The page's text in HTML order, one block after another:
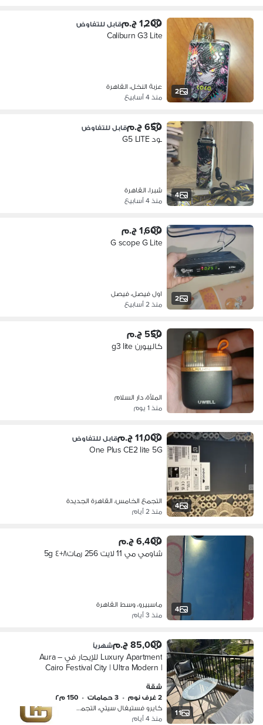
2
1,200 ج.م قابل للتفاوض
Caliburn G3 Lite
عزبة النخل، القاهرة
منذ 4 أسابيع
4
650 ج.م قابل للتفاوض
بود G5 LITE
شبرا، القاهرة
منذ 4 أسابيع
2
1,600 ج.م
G scope G Lite
اول فيصل، فيصل
منذ 2 أسابيع
550 ج.م
كاليبورن g3 lite
الملأة، دار السلام
منذ 1 يوم
4
11,000 ج.م قابل للتفاوض
One Plus CE2 lite 5G
التجمع الخامس، القاهرة الجديدة
منذ 2 أيام
4
6,400 ج.م
شاومي مي 11 لايت 256 رمات٨+٤ 5g
ماسبيرو، وسط القاهرة
منذ 3 أيام
11
85,000 ج.م شهرياً
Luxury Apartment للإيجار في Aura –
Cairo Festival City | Ultra Modern |
بتجربة Luxury Living داخل Aura – Cairo
شقة
2 غرف نوم
• 3 حمامات • 150 م٢
كايرو فستيفال سيتي، التجمع الخامس
منذ 4 أيام